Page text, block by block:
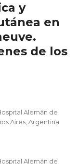
y
en
de los
Alemán de
Aires, Argentina
Alemán de